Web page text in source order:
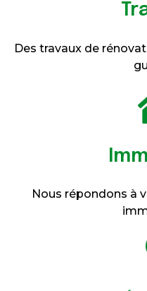
Des travaux de
Nous répondons à